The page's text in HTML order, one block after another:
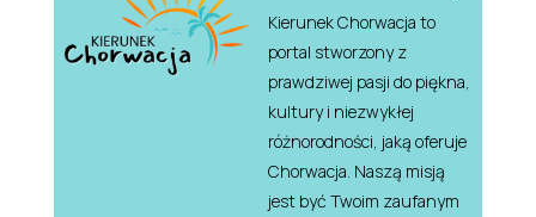
Kierunek Chorwacja to
portal stworzony z
prawdziwej pasji do piękna,
kultury i niezwykłej
różnorodności, jaką oferuje
Chorwacja. Naszą misją
jest być Twoim zaufanym